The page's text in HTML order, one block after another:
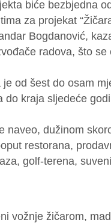
biće bezbjedna
za projekat
Bogdanović,
radova, što se
od šest do osam
kraja sljedeće
naveo, dužinom
restorana,
golf-terena,
vožnje žičarom,